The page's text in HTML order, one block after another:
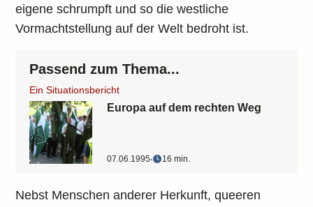
eigene schrumpft und so die westliche
Vormachtstellung auf der Welt bedroht ist.
Passend zum Thema...
Ein Situationsbericht
Europa auf dem rechten Weg
07.06.1995‧ 16 min.
Nebst Menschen anderer Herkunft, queeren